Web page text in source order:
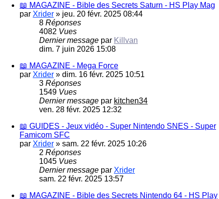
📖 MAGAZINE - Bible des Secrets Saturn - HS Play Mag
par Xrider » jeu. 20 févr. 2025 08:44
8 Réponses
4082 Vues
Dernier message par Killvan
dim. 7 juin 2026 15:08
📖 MAGAZINE - Mega Force
par Xrider » dim. 16 févr. 2025 10:51
3 Réponses
1549 Vues
Dernier message par kitchen34
ven. 28 févr. 2025 12:32
📖 GUIDES - Jeux vidéo - Super Nintendo SNES - Super
Famicom SFC
par Xrider » sam. 22 févr. 2025 10:26
2 Réponses
1045 Vues
Dernier message par Xrider
sam. 22 févr. 2025 13:57
📖 MAGAZINE - Bible des Secrets Nintendo 64 - HS Play